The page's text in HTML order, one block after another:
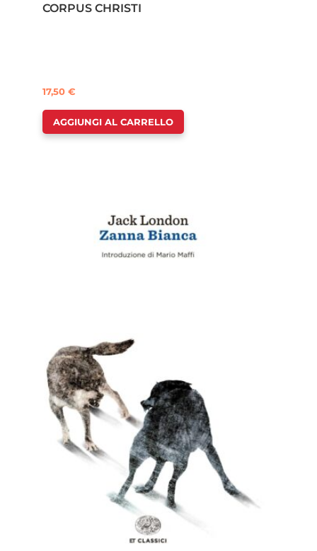
CORPUS CHRISTI
17,50 €
AGGIUNGI AL CARRELLO